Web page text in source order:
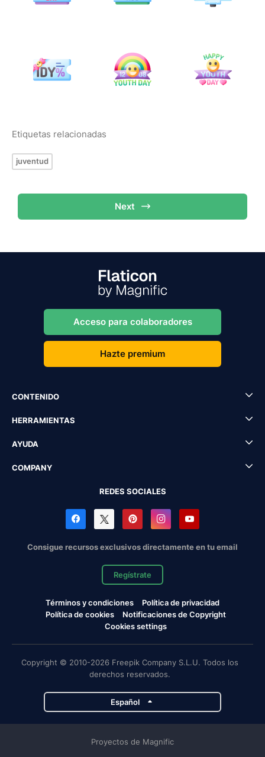
Etiquetas relacionadas
juventud
Next
Acceso para colaboradores
Hazte premium
CONTENIDO
HERRAMIENTAS
AYUDA
COMPANY
REDES SOCIALES
Consigue recursos exclusivos directamente en tu email
Regístrate
Términos y condiciones
Política de privacidad
Política de cookies
Notificaciones de Copyright
Cookies settings
Copyright © 2010-2026 Freepik Company S.L.U. Todos los
derechos reservados.
Español
Proyectos de Magnific